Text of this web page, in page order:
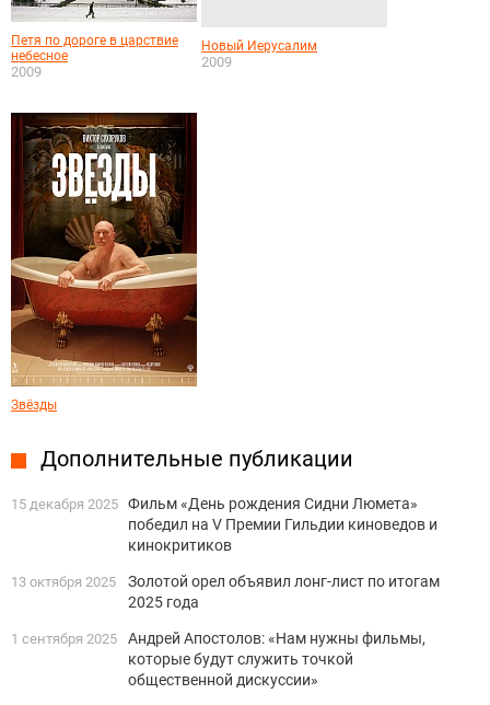
Петя по дороге в царствие
небесное
2009
Новый Иерусалим
2009
Звёзды
Дополнительные публикации
15 декабря 2025 Фильм «День рождения Сидни Люмета»
победил на V Премии Гильдии киноведов и
кинокритиков
13 октября 2025
Золотой орел объявил лонг-лист по итогам
2025 года
1 сентября 2025
Андрей Апостолов: «Нам нужны фильмы,
которые будут служить точкой
общественной дискуссии»